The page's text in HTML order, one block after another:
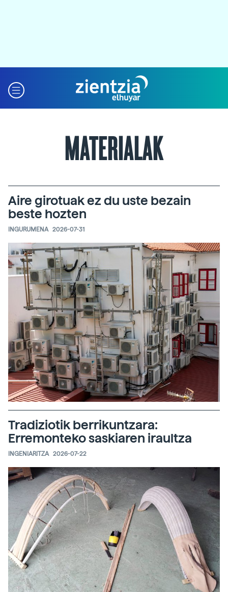
MATERIALAK
Aire girotuak ez du uste bezain
beste hozten
INGURUMENA 2026-07-31
Tradiziotik berrikuntzara:
Erremonteko saskiaren iraultza
INGENIARITZA 2026-07-22